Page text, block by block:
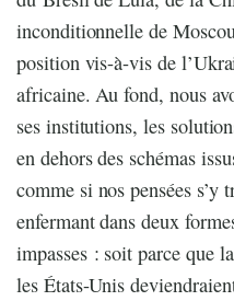
inconditionnelle de
position vis-à-vis de
africaine. Au fond, nous
ses institutions, les
en dehors des schémas
comme si nos pensées s’y
enfermant dans deux
impasses : soit parce que
les États-Unis